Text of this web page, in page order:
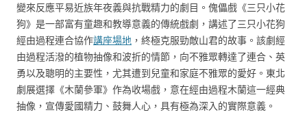
變來反應平易近族年夜義與抗戰精力的劇目。傀儡戲《三只小花
狗》是一部富有童趣和教導意義的傳統戲劇，講述了三只小花狗
經由過程連合協作講座場地 ，終極克服勁敵山君的故事。該劇經
由過程活潑的植物抽像和波折的情節，向不雅眾轉達了連合、英
勇以及聰明的主要性，尤其遭到兒童和家庭不雅眾的愛好。東北
劇展選擇《木蘭參軍》作為收場戲，意在經由過程木蘭這一經典
抽像，宣傳愛國精力、鼓舞人心，具有極為深入的實際意義。